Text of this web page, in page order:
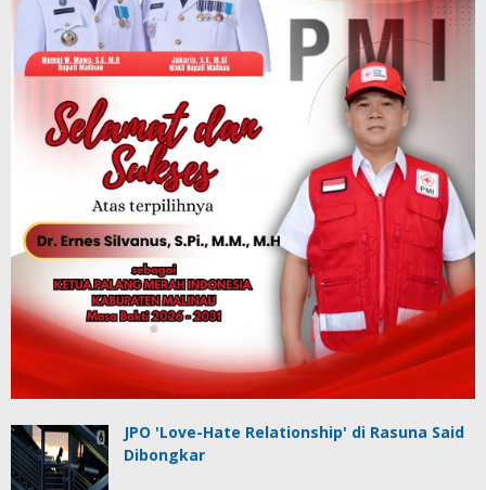
JPO 'Love-Hate Relationship' di Rasuna Said
Dibongkar